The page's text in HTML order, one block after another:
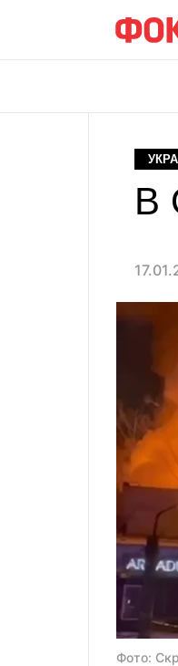
В
Фото: